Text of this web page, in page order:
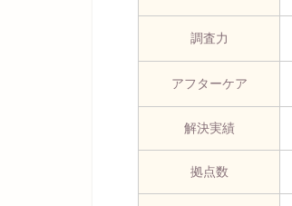
調査力
アフターケア
解決実績
拠点数